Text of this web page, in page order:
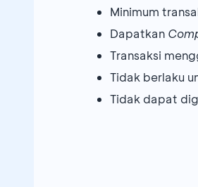
Minimum
Dapatkan
Transaksi
Tidak berlaku
Tidak dapat